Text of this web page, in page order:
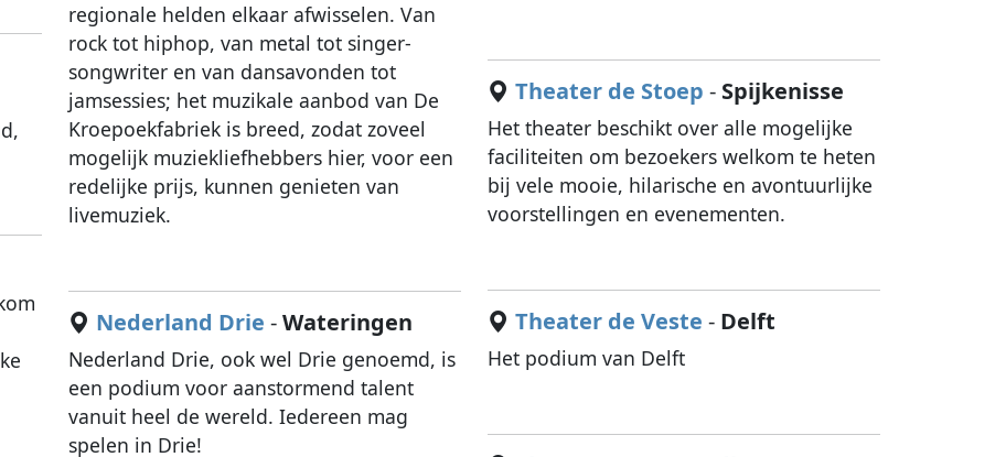
regionale helden elkaar afwisselen. Van
rock tot hiphop, van metal tot singer-
songwriter en van dansavonden tot
jamsessies; het muzikale aanbod van De
Kroepoekfabriek is breed, zodat zoveel
mogelijk muziekliefhebbers hier, voor een
redelijke prijs, kunnen genieten van
livemuziek.
Nederland Drie -Wateringen
Nederland Drie, ook wel Drie genoemd, is
een podium voor aanstormend talent
vanuit heel de wereld. Iedereen mag
spelen in Drie!
Theater de Stoep - Spijkenisse
Het theater beschikt over alle mogelijke
faciliteiten om bezoekers welkom te heten
bij vele mooie, hilarische en avontuurlijke
voorstellingen en evenementen.
Theater de Veste - Delft
Het podium van Delft